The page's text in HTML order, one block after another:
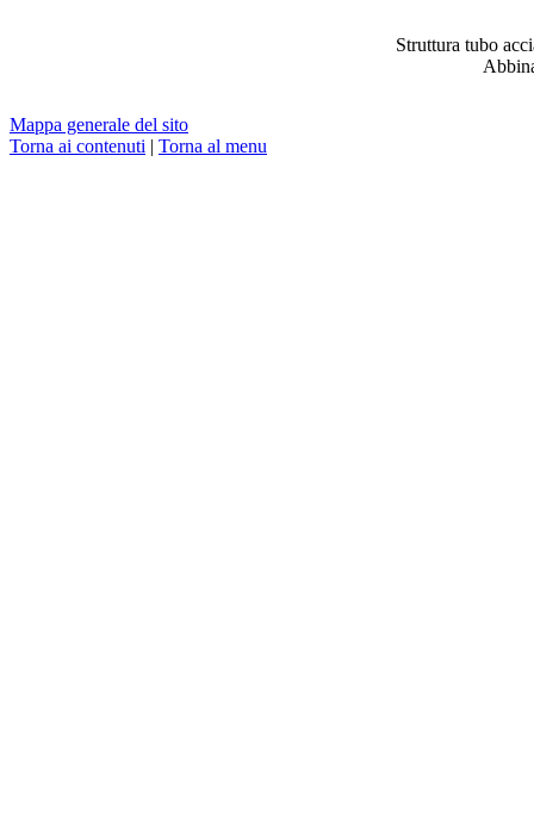
Struttura tubo
Mappa generale del sito
Torna ai contenuti | Torna al menu